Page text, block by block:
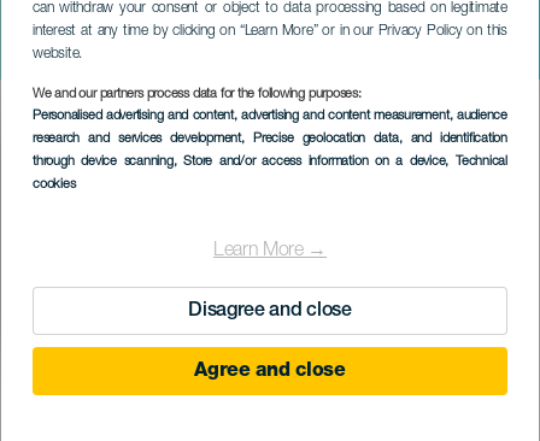
can withdraw your consent or object to data processing based on legitimate
interest at any time by clicking on “Learn More” or in our Privacy Policy on this
website.
We and our partners process data for the following purposes:
Personalised advertising and content, advertising and content measurement, audience
research and services development, Precise geolocation data, and identification
through device scanning, Store and/or access information on a device, Technical
cookies
Learn More →
Disagree and close
Agree and close
knižní veletrh Telde
GRAN CANARIA
Imagen
Listado